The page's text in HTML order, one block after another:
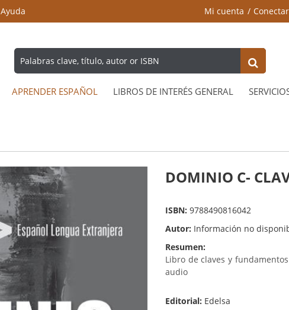
Ayuda Mi cuenta
APRENDER ESPAÑOL LIBROS DE INTERÉS GENERAL
DOMINIO C-
ISBN: 9788490816042
Autor: Información no
Resumen:
Libro de claves y
audio
Editorial: Edelsa